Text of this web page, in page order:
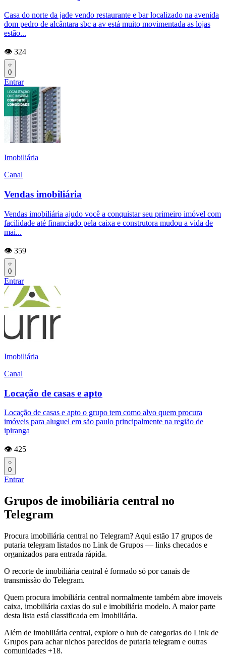
Casa do norte da jade vendo restaurante e bar localizado na avenida
dom pedro de alcântara sbc a av está muito movimentada as lojas
estão...
👁️ 324
0
Entrar
Imobiliária
Canal
Vendas imobiliária
Vendas imobiliária ajudo você a conquistar seu primeiro imóvel com
facilidade até financiado pela caixa e construtora mudou a vida de
mai...
👁️ 359
0
Entrar
Imobiliária
Canal
Locação de casas e apto
Locação de casas e apto o grupo tem como alvo quem procura
imóveis para aluguel em são paulo principalmente na região de
ipiranga
👁️ 425
0
Entrar
Grupos de imobiliária central no
Telegram
Procura imobiliária central no Telegram? Aqui estão 17 grupos de
putaria telegram listados no Link de Grupos — links checados e
organizados para entrada rápida.
O recorte de imobiliária central é formado só por canais de
transmissão do Telegram.
Quem procura imobiliária central normalmente também abre imoveis
caixa, imobiliária caxias do sul e imobiliária modelo. A maior parte
desta lista está classificada em Imobiliária.
Além de imobiliária central, explore o hub de categorias do Link de
Grupos para achar nichos parecidos de putaria telegram e outras
comunidades +18.